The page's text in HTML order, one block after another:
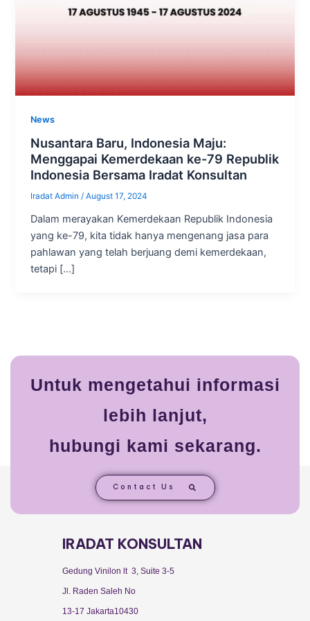
News
Nusantara Baru, Indonesia Maju:
Menggapai Kemerdekaan ke-79 Republik
Indonesia Bersama Iradat Konsultan
Iradat Admin/August 17, 2024
Dalam merayakan Kemerdekaan Republik Indonesia
yang ke-79, kita tidak hanya mengenang jasa para
pahlawan yang telah berjuang demi kemerdekaan,
tetapi […]
Untuk mengetahui informasi
lebih lanjut,
hubungi kami sekarang.
Contact Us
IRADAT KONSULTAN
Gedung Vinilon lt 3, Suite 3-5
Jl. Raden Saleh No
13-17 Jakarta10430